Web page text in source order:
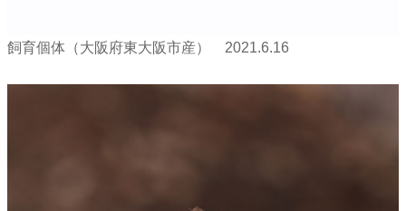
飼育個体（大阪府東大阪市産） 2021.6.16